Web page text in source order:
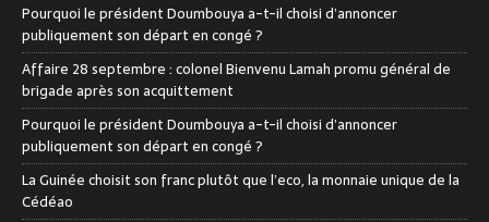
Pourquoi le président Doumbouya a-t-il choisi d’annoncer
publiquement son départ en congé ?
Affaire 28 septembre : colonel Bienvenu Lamah promu général de
brigade après son acquittement
Pourquoi le président Doumbouya a-t-il choisi d’annoncer
publiquement son départ en congé ?
La Guinée choisit son franc plutôt que l’eco, la monnaie unique de la
Cédéao